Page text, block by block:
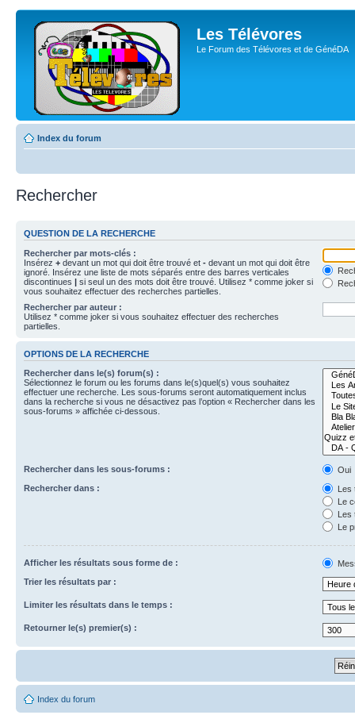
Les Télévores
Le Forum des Télévores et de GénéDA
Index du forum
Rechercher
QUESTION DE LA RECHERCHE
Rechercher par mots-clés :
Insérez + devant un mot qui doit être trouvé et - devant un mot qui doit être
ignoré. Insérez une liste de mots séparés entre des barres verticales
discontinues | si seul un des mots doit être trouvé. Utilisez * comme joker si
vous souhaitez effectuer des recherches partielles.
Rechercher par auteur :
Utilisez * comme joker si vous souhaitez effectuer des recherches
partielles.
OPTIONS DE LA RECHERCHE
Rechercher dans le(s) forum(s) :
Sélectionnez le forum ou les forums dans le(s)quel(s) vous souhaitez
effectuer une recherche. Les sous-forums seront automatiquement inclus
dans la recherche si vous ne désactivez pas l’option « Rechercher dans les
sous-forums » affichée ci-dessous.
Rechercher dans les sous-forums :
Oui
Rechercher dans :
Les
Le
Les
Le
Afficher les résultats sous forme de :
Trier les résultats par :
Limiter les résultats dans le temps :
Retourner le(s) premier(s) :
Index du forum